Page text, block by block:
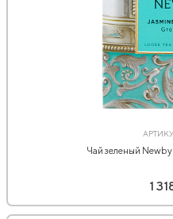
Чай зеленый
1